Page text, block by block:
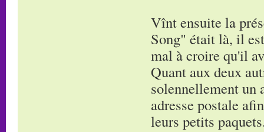
Vînt ensuite la
Song" était là, il
mal à croire qu'il
Quant aux deux
solennellement un
adresse postale
leurs petits